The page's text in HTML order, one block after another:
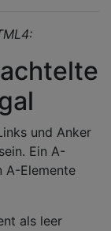
und Anker
Ein A-
A-Elemente
als leer